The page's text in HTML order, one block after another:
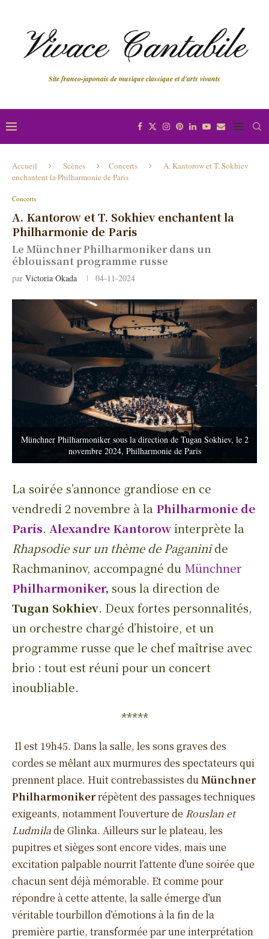
Site franco-japonais de musique classique et d'arts vivants
Accueil Scènes Concerts
A. Kantorow et T. Sokhiev
enchantent la Philharmonie de Paris
Concerts
A. Kantorow et T. Sokhiev enchantent la
Philharmonie de Paris
Le Münchner Philharmoniker dans un
éblouissant programme russe
par Victoria Okada 04-11-2024
Münchner Philharmoniker sous la direction de Tugan Sokhiev, le 2
novembre 2024, Philharmonie de Paris
La soirée s’annonce grandiose en ce
vendredi 2 novembre à la Philharmonie de
Paris. Alexandre Kantorowinterprète la
Rhapsodie sur un thème de Paganinide
Rachmaninov, accompagné du Münchner
Philharmoniker, sous la direction de
Tugan Sokhiev. Deux fortes personnalités,
un orchestre chargé d’histoire, et un
programme russe que le chef maîtrise avec
brio : tout est réuni pour un concert
inoubliable.
*****
Il est 19h45. Dans la salle, les sons graves des
cordes se mêlant aux murmures des spectateurs qui
prennent place. Huit contrebassistes du Münchner
Philharmonikerrépètent des passages techniques
exigeants, notamment l’ouverture de Rouslan et
Ludmilade Glinka. Ailleurs sur le plateau, les
pupitres et sièges sont encore vides, mais une
excitation palpable nourrit l’attente d’une soirée que
chacun sent déjà mémorable. Et comme pour
répondre à cette attente, la salle émerge d’un
véritable tourbillon d’émotions à la fin de la
première partie, transformée par une interprétation